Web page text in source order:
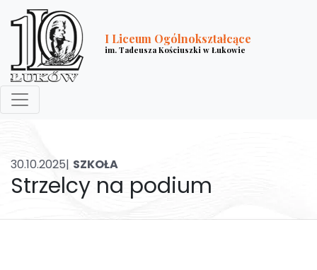
I Liceum Ogólnokształcące
im. Tadeusza Kościuszki w Łukowie
30.10.2025| SZKOŁA
Strzelcy na podium